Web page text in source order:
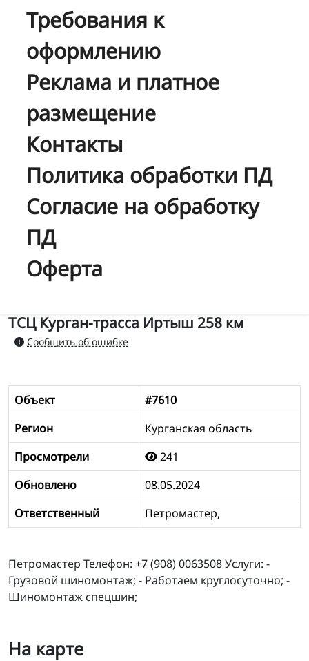
Требования к
оформлению
Реклама и платное
размещение
Контакты
Политика обработки ПД
Согласие на обработку
ПД
Оферта
ТСЦ Курган-трасса Иртыш 258 км
Сообщить об ошибке
Объект
#7610
Регион
Курганская область
Просмотрели
241
Обновлено
08.05.2024
Ответственный
Петромастер,
Петромастер Телефон: +7 (908) 0063508 Услуги: -
Грузовой шиномонтаж; - Работаем круглосуточно; -
Шиномонтаж спецшин;
На карте